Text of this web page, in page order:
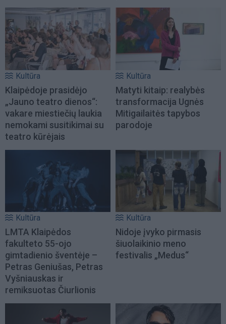
Kultūra
Klaipėdoje prasidėjo
„Jauno teatro dienos“:
vakare miestiečių laukia
nemokami susitikimai su
teatro kūrėjais
Kultūra
Matyti kitaip: realybės
transformacija Ugnės
Mitigailaitės tapybos
parodoje
Kultūra
LMTA Klaipėdos
fakulteto 55-ojo
gimtadienio šventėje –
Petras Geniušas, Petras
Vyšniauskas ir
remiksuotas Čiurlionis
Kultūra
Nidoje įvyko pirmasis
šiuolaikinio meno
festivalis „Medus“